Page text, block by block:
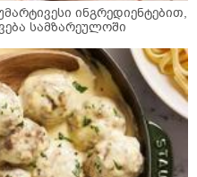
ინგრედიენტებით,
სამზარეულოში